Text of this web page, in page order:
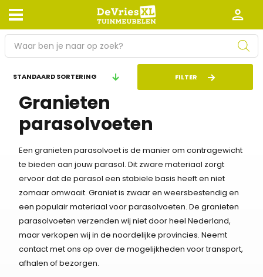
Garantie Algemene voorwaarden
Leveringsvoorwaarden Kennisbank
Zakelijk Werken bij De Vries XL
Tuinmeubelwinkel in de buurt
r
FILTER
Granieten
parasolvoeten
Een granieten parasolvoet is de manier om contragewicht
te bieden aan jouw parasol. Dit zware materiaal zorgt
ervoor dat de parasol een stabiele basis heeft en niet
zomaar omwaait. Graniet is zwaar en weersbestendig en
een populair materiaal voor parasolvoeten. De granieten
parasolvoeten verzenden wij niet door heel Nederland,
maar verkopen wij in de noordelijke provincies. Neemt
contact met ons op over de mogelijkheden voor transport,
afhalen of bezorgen.